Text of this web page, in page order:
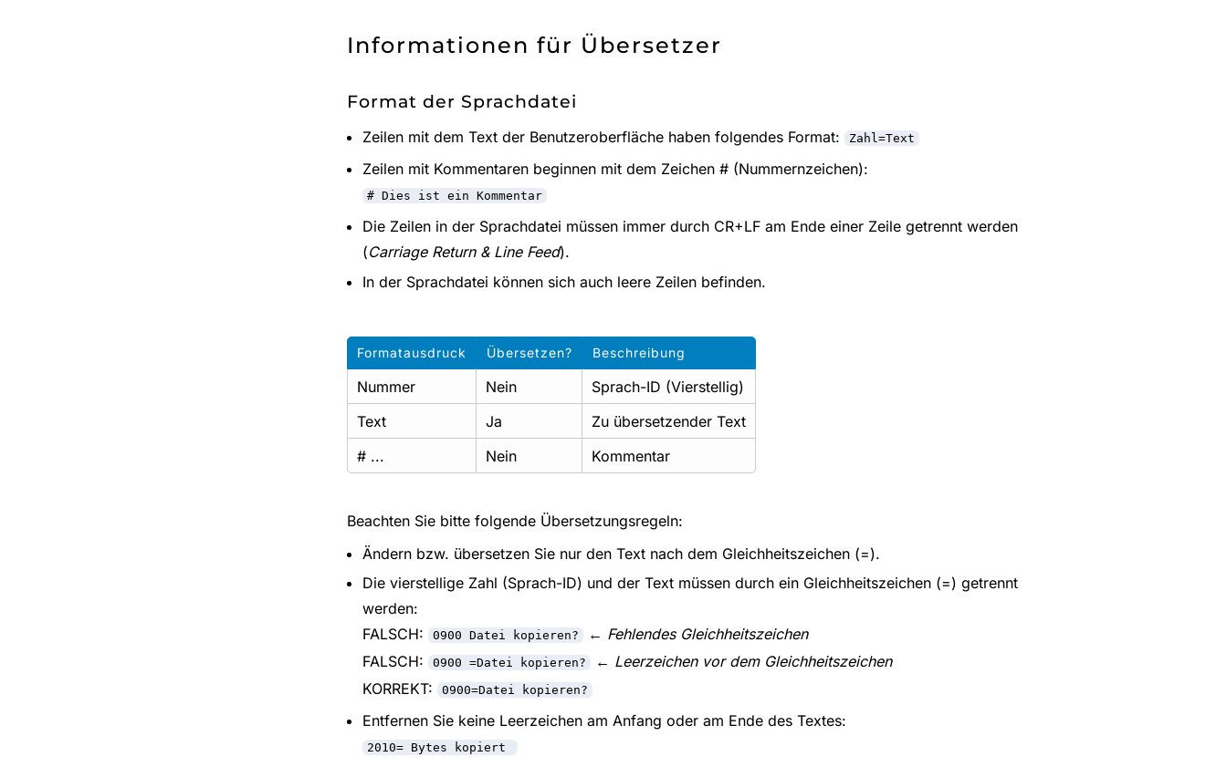
Informationen für Übersetzer
Format der Sprachdatei
Zeilen mit dem Text der Benutzeroberfläche haben folgendes Format: Zahl=Text
Zeilen mit Kommentaren beginnen mit dem Zeichen # (Nummernzeichen):
# Dies ist ein Kommentar
Die Zeilen in der Sprachdatei müssen immer durch CR+LF am Ende einer Zeile getrennt werden
(Carriage Return & Line Feed).
In der Sprachdatei können sich auch leere Zeilen befinden.
Formatausdruck Übersetzen? Beschreibung
Nummer Nein
Sprach-ID (Vierstellig)
Text
Ja
Zu übersetzender Text
# ...
Nein Kommentar
Beachten Sie bitte folgende Übersetzungsregeln:
Ändern bzw. übersetzen Sie nur den Text nach dem Gleichheitszeichen (=).
Die vierstellige Zahl (Sprach-ID) und der Text müssen durch ein Gleichheitszeichen (=) getrennt
werden:
FALSCH:
0900 Datei kopieren? ← Fehlendes Gleichheitszeichen
FALSCH:
0900 =Datei kopieren? ← Leerzeichen vor dem Gleichheitszeichen
KORREKT:
0900=Datei kopieren?
Entfernen Sie keine Leerzeichen am Anfang oder am Ende des Textes:
2010= Bytes kopiert